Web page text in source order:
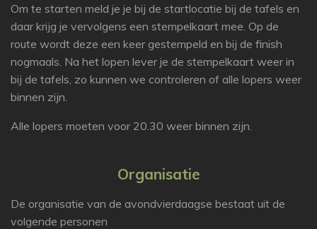
Om te starten meld je je bij de startlocatie bij de tafels en
daar krijg je vervolgens een stempelkaart mee. Op de
route wordt deze een keer gestempeld en bij de finish
nogmaals. Na het lopen lever je de stempelkaart weer in
bij de tafels, zo kunnen we controleren of alle lopers weer
binnen zijn.
Alle lopers moeten voor 20.30 weer binnen zijn.
Organisatie
De organisatie van de avondvierdaagse bestaat uit de
volgende personen